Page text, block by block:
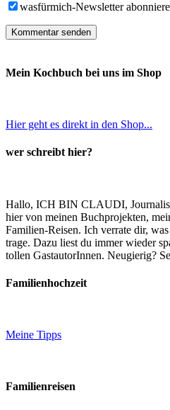
wasfürmich-Newsletter
Mein Kochbuch bei uns im Shop
Hier geht es direkt in den Shop...
wer schreibt hier?
Hallo, ICH BIN CLAUDI,
hier von meinen Buchprojekten,
Familien-Reisen. Ich verrate dir,
trage. Dazu liest du immer wieder
tollen GastautorInnen. Neugierig?
Familienhochzeit
Meine Tipps
Familienreisen